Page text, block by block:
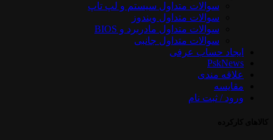
سوالات متداول سیستم و لپ تاپ
سوالات متداول ویندوز
سوالات متداول مادربرد و BIOS
سوالات متداول جانبی
ایجاد حساب عرفی
PskNews
علاقه مندی
مقایسه
ورود / ثبت نام